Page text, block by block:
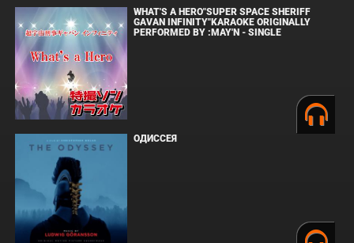
WHAT'S A HERO"SUPER SPACE SHERIFF
GAVAN INFINITY"KARAOKE ORIGINALLY
PERFORMED BY :MAY'N - SINGLE
ОДИССЕЯ